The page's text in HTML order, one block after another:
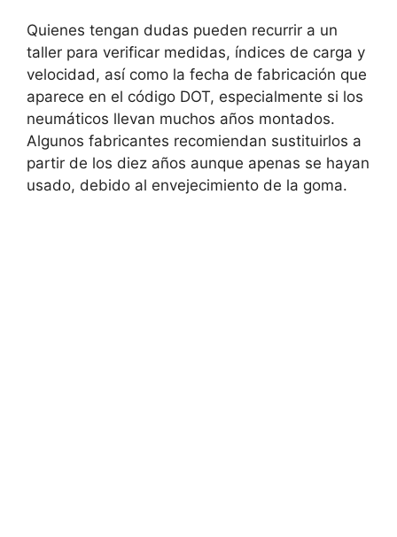
Quienes tengan dudas pueden recurrir a un
taller para verificar medidas, índices de carga y
velocidad, así como la fecha de fabricación que
aparece en el código DOT, especialmente si los
neumáticos llevan muchos años montados.
Algunos fabricantes recomiendan sustituirlos a
partir de los diez años aunque apenas se hayan
usado, debido al envejecimiento de la goma.